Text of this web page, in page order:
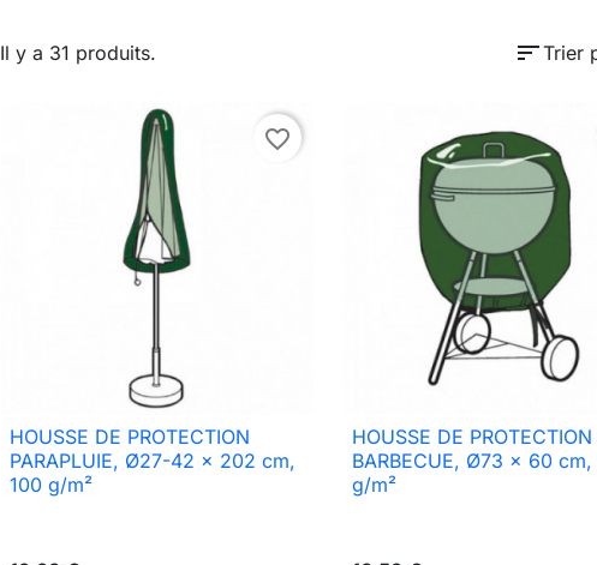
Il y a 31 produits. sortTrier
favorite_border
 Aperçu rapide
HOUSSE DE PROTECTION
PARAPLUIE, Ø27-42 x 202 cm,
100 g/m²
 Aperçu rapide
HOUSSE DE PROTECTION
BARBECUE, Ø73 x 60 cm,
g/m²